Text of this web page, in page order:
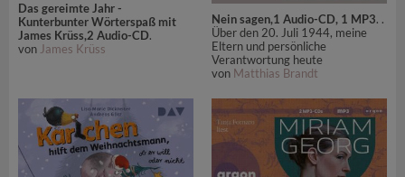
Das gereimte Jahr -
Kunterbunter Wörterspaß mit
James Krüss,2 Audio-CD.
von James Krüss
Nein sagen,1 Audio-CD, 1 MP3. .
Über den 20. Juli 1944, meine
Eltern und persönliche
Verantwortung heute
von Matthias Brandt